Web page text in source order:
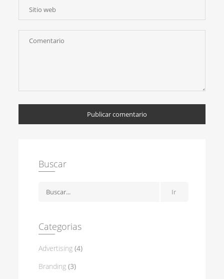
Publicar comentario
Buscar
Categorias
Advertising (4)
Branding (3)